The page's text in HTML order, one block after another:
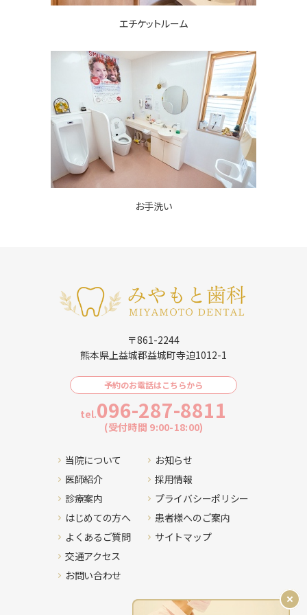
エチケットルーム
お手洗い
〒861-2244
熊本県上益城郡益城町寺迫1012-1
予約のお電話はこちらから
tel.096-287-8811
(受付時間 9:00-18:00)
当院について
医師紹介
診療案内
はじめての方へ
よくあるご質問
交通アクセス
お問い合わせ
お知らせ
採用情報
プライバシーポリシー
患者様へのご案内
サイトマップ